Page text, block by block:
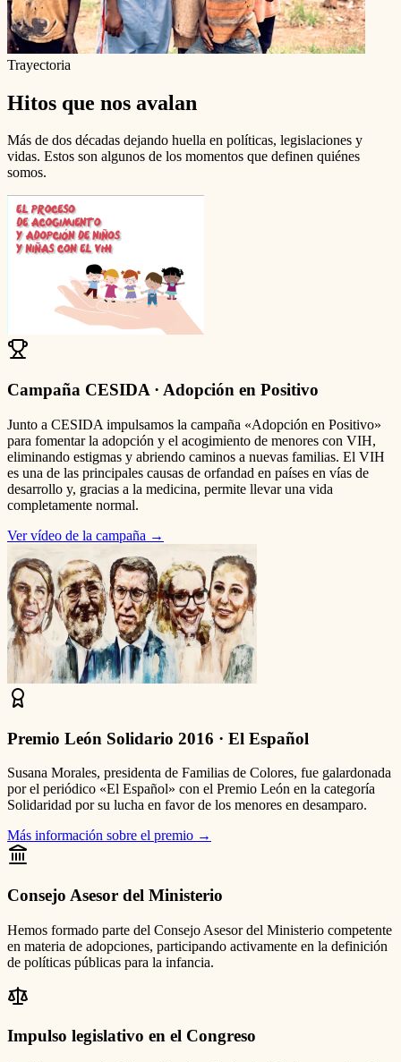
Trayectoria
Hitos que nos avalan
Más de dos décadas dejando huella en políticas, legislaciones y
vidas. Estos son algunos de los momentos que definen quiénes
somos.
Campaña CESIDA · Adopción en Positivo
Junto a CESIDA impulsamos la campaña «Adopción en Positivo»
para fomentar la adopción y el acogimiento de menores con VIH,
eliminando estigmas y abriendo caminos a nuevas familias. El VIH
es una de las principales causas de orfandad en países en vías de
desarrollo y, gracias a la medicina, permite llevar una vida
completamente normal.
Ver vídeo de la campaña →
Premio León Solidario 2016 · El Español
Susana Morales, presidenta de Familias de Colores, fue galardonada
por el periódico «El Español» con el Premio León en la categoría
Solidaridad por su lucha en favor de los menores en desamparo.
Más información sobre el premio →
Consejo Asesor del Ministerio
Hemos formado parte del Consejo Asesor del Ministerio competente
en materia de adopciones, participando activamente en la definición
de políticas públicas para la infancia.
Impulso legislativo en el Congreso